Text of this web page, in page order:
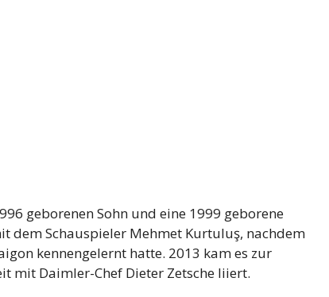
geborenen Sohn und eine 1999 geborene
dem Schauspieler Mehmet Kurtuluş, nachdem
kennengelernt hatte. 2013 kam es zur
mit Daimler-Chef Dieter Zetsche liiert.